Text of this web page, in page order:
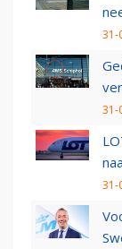
31-
31-
31-